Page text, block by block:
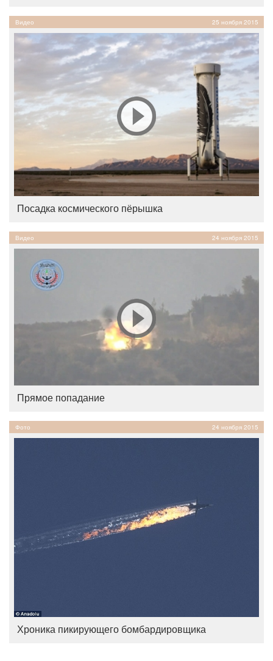
Видео 25 ноября 2015
Посадка космического пёрышка
Видео 24 ноября 2015
Прямое попадание
Фото 24 ноября 2015
Хроника пикирующего бомбардировщика